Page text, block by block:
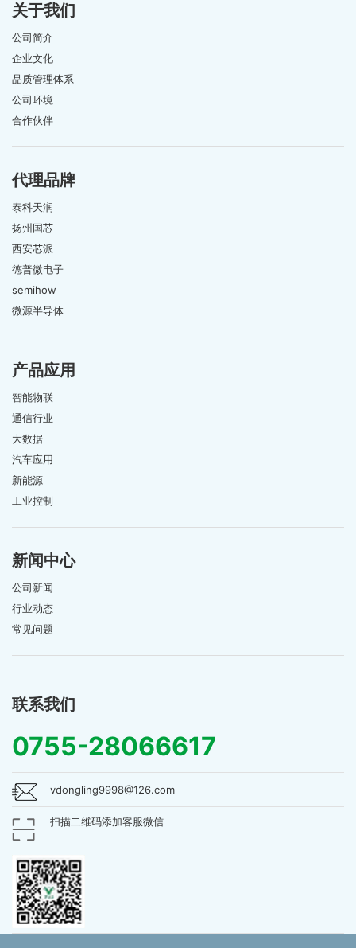
关于我们
公司简介
企业文化
品质管理体系
公司环境
合作伙伴
代理品牌
泰科天润
扬州国芯
西安芯派
德普微电子
semihow
微源半导体
产品应用
智能物联
通信行业
大数据
汽车应用
新能源
工业控制
新闻中心
公司新闻
行业动态
常见问题
联系我们
0755-28066617
vdongling9998@126.com
扫描二维码添加客服微信